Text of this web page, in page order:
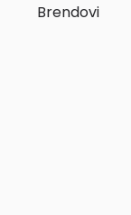
Brendovi